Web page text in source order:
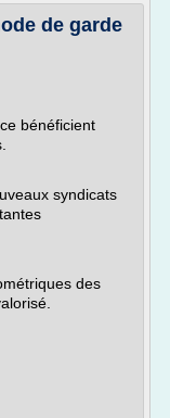
de garde
bénéficient
syndicats
des